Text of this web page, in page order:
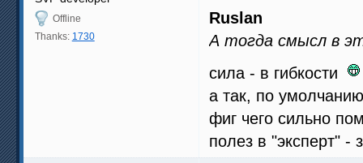
Offline
Thanks: 1730
Ruslan
А тогда смысл в
сила - в гибкости
а так, по
фиг чего сильно
полез в "эксперт"